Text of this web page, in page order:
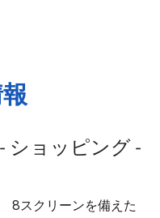
ショッピング -
8スクリーンを備えた